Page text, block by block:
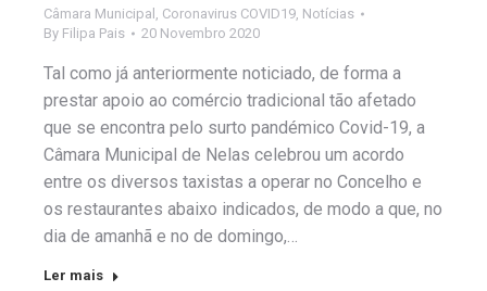
Câmara Municipal , Coronavirus COVID19, Notícias
By Filipa Pais 20 Novembro 2020
Tal como já anteriormente noticiado, de forma a
prestar apoio ao comércio tradicional tão afetado
que se encontra pelo surto pandémico Covid-19, a
Câmara Municipal de Nelas celebrou um acordo
entre os diversos taxistas a operar no Concelho e
os restaurantes abaixo indicados, de modo a que, no
dia de amanhã e no de domingo,…
Ler mais